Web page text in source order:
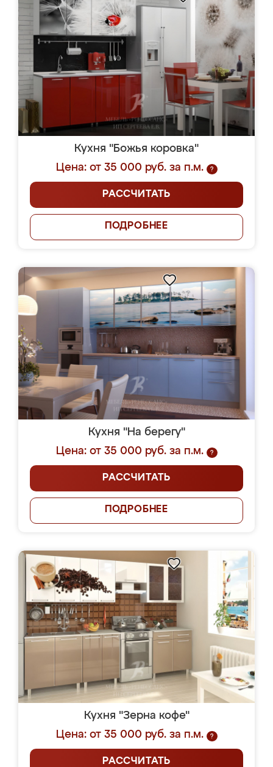
Кухня "Божья коровка"
Цена: от 35 000 руб. за п.м.
?
РАССЧИТАТЬ
ПОДРОБНЕЕ
Кухня "На берегу"
Цена: от 35 000 руб. за п.м.
?
РАССЧИТАТЬ
ПОДРОБНЕЕ
Кухня "Зерна кофе"
Цена: от 35 000 руб. за п.м.
?
РАССЧИТАТЬ